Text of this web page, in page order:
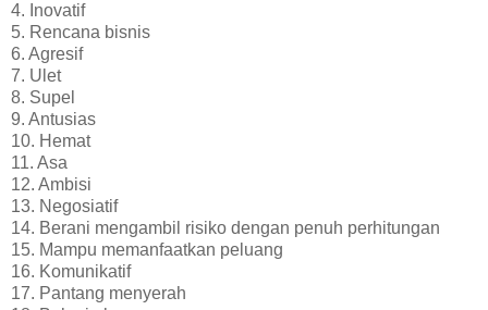
4. Inovatif
5. Rencana bisnis
6. Agresif
7. Ulet
8. Supel
9. Antusias
10. Hemat
11. Asa
12. Ambisi
13. Negosiatif
14. Berani mengambil risiko dengan penuh perhitungan
15. Mampu memanfaatkan peluang
16. Komunikatif
17. Pantang menyerah